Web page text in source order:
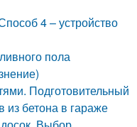
4 – устройство
пола
Подготовительный
из бетона в гараже